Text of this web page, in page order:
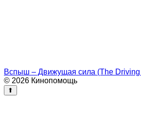
Вспыш – Движущая сила (The Driving
© 2026 Кинопомощь